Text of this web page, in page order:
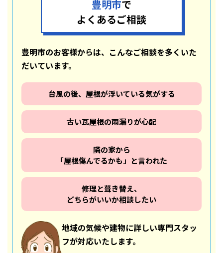
豊明市で
よくあるご相談
豊明市のお客様からは、こんなご相談を多くいた
だいています。
台風の後、屋根が浮いている気がする
古い瓦屋根の雨漏りが心配
隣の家から
「屋根傷んでるかも」と言われた
修理と葺き替え、
どちらがいいか相談したい
地域の気候や建物に詳しい専門スタッ
フが対応いたします。